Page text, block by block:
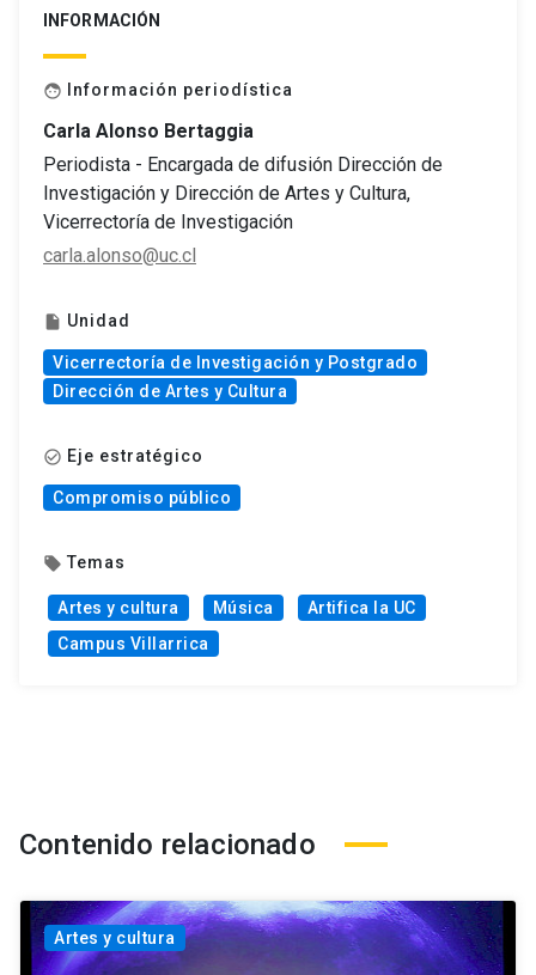
INFORMACIÓN
face Información periodística
Carla Alonso Bertaggia
Periodista - Encargada de difusión Dirección de
Investigación y Dirección de Artes y Cultura,
Vicerrectoría de Investigación
carla.alonso@uc.cl
insert_drive_file Unidad
Vicerrectoría de Investigación y Postgrado
Dirección de Artes y Cultura
check_circle_outline Eje estratégico
Compromiso público
local_offer Temas
Artes y cultura Música
Artifica la UC
Campus Villarrica
Contenido relacionado
Artes y cultura